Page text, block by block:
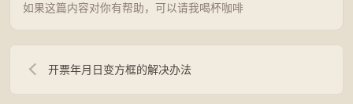
如果这篇内容对你有帮助，可以请我喝杯咖啡
开票年月日变方框的解决办法